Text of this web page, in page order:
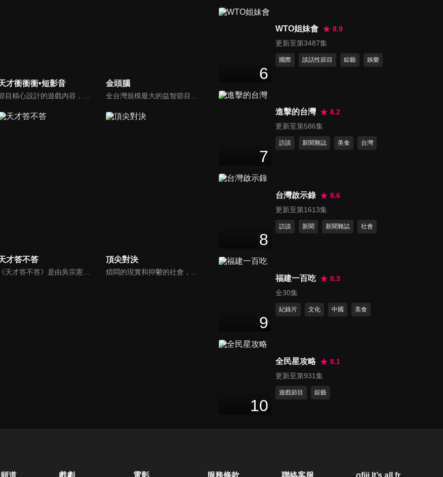
才衝衝衝•短影音 金頭腦
才答不答
《天才答不答》是由吳宗憲和吳怡霈共同主持的益智節目。節目設立高額的獎金來考驗藝人們真實的人性，同時將題目立體化，讓你身歷其境去冒險答題。更有哪些出乎意料的處罰，讓藝人羞愧的不想再答錯！一個最接近「人性」與「真實」的益智節目，現在就讓吳宗憲帶你輕鬆玩轉知識。
頂尖對決
煩悶的現實和抑鬱的社會，你需要的就是笑、大聲笑、開口笑，《頂尖對決》就要你笑到落ㄟ骸，最具綜藝實力的庹宗康，和喜感十足的納豆各自領軍對抗，藝人搞笑pk笑果十足，《頂尖對決》讓你忘掉一週煩惱！
只好找槍手代打了！？(宜蘭壯
圍)
測冠軍落誰家！？籃籃聽到關
然也會有失手的一天！？曾芑
第1253集 音樂來了瓜哥來一個
弟妹優秀為之動容！(台南安定)
第1254集 唐從聖超狂速度撞出
新紀錄！？膽大包天！郭忠祐
一句話讓瓜哥當場變臉？亦凱
87
到對手了？(雲林麥寮)
第1256集 過年就是要一起大集
合 籃籃幫阿翔祈福完全不手
了？！(新竹湖口)
場乾等半小時...初六新春瓜王
去~千京告白馬國弼要不要來我
開外掛！戰神地位岌岌可危？
宜芳、芷霖化身鋼鐵英雄眼神
超殺！(屏東九如)
第1259集 舞蹈世界名師請到瓜
哥真的有福啦！籃籃確定這舞
不是在搞人嗎？安汝慘遭無情
89分鐘
6
WTO姐妹會
8.9
更新至第3487集
國際 談話性節目 綜藝 娛樂
7
進擊的台灣
8.2
更新至第586集
訪談 新聞雜誌 美食 台灣
8
台灣啟示錄
8.6
更新至第1613集
訪談 新聞 新聞雜誌 社會
9
福建一百吃
8.3
全30集
紀錄片 文化 中國 美食
10
全民星攻略
8.1
更新至第931集
遊戲節目 綜藝
道 戲劇 電影 服務條款 聯絡客服